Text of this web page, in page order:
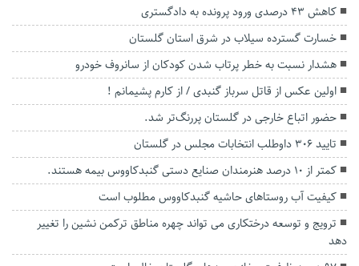
کاهش ۴۳ درصدی ورود پرونده به دادگستری
خسارت گسترده سیلاب در شرق استان گلستان
هشدار نسبت به خطر پرتاب شدن کودکان از سانروف خودرو
اولین عکس از قاتل سرباز گنبدی / از کارم پشیمانم !
حضور اتباع خارجی در گلستان پررنگ‌تر شد.
تایید ۳۰۶ داوطلب انتخابات مجلس در گلستان
کمتر از ۱۰ درصد هنرمندان صنایع دستی گنبدکاووس بیمه هستند.
کیفیت آب روستاهای حاشیه گنبدکاووس مطلوب است
ترویج و توسعه درختکاری می تواند چهره مناطق ترکمن نشین را تغییر
دهد